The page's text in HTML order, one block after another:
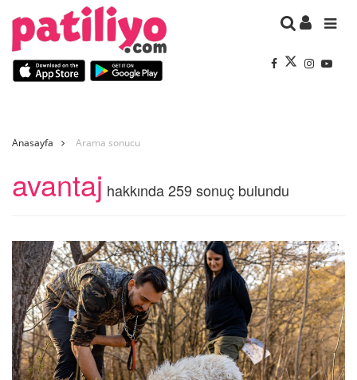
Anasayfa Arama sonucu
avantaj hakkında 259 sonuç bulundu